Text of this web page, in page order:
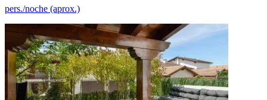
pers./noche (aprox.)